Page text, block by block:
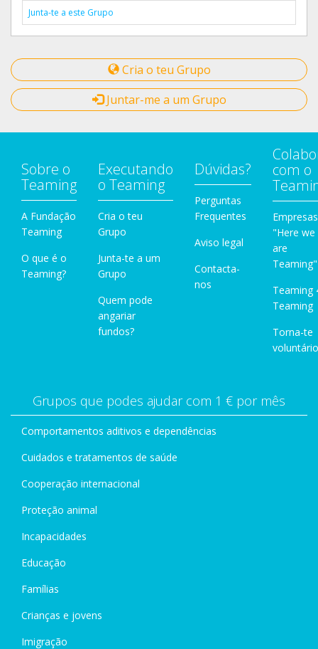
Junta-te a este Grupo
Cria o teu Grupo
Juntar-me a um Grupo
Sobre o
Teaming
A Fundação
Teaming
O que é o
Teaming?
Executando
o Teaming
Cria o teu
Grupo
Junta-te a um
Grupo
Quem pode
angariar
fundos?
Dúvidas?
Perguntas
Frequentes
Aviso legal
Contacta-
nos
com o
Empresas
"Here we
are
Teaming"
Teaming
Teaming
Torna-te
Grupos que podes ajudar com 1 € por mês
Comportamentos aditivos e dependências
Cuidados e tratamentos de saúde
Cooperação internacional
Proteção animal
Incapacidades
Educação
Famílias
Crianças e jovens
Imigração